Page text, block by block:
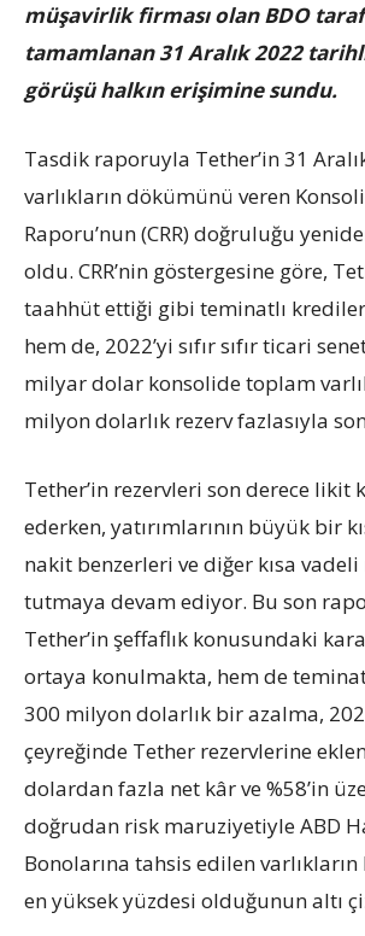
müşavirlik firması olan BDO
tamamlanan 31 Aralık 2022
görüşü halkın erişimine sundu.
Tasdik raporuyla Tether’in 31
varlıkların dökümünü veren
Raporu’nun (CRR) doğruluğu
oldu. CRR’nin göstergesine göre,
taahhüt ettiği gibi teminatlı
hem de, 2022’yi sıfır sıfır ticari
milyar dolar konsolide toplam
milyon dolarlık rezerv fazlasıyla
Tether’in rezervleri son derece likit
ederken, yatırımlarının büyük bir
nakit benzerleri ve diğer kısa
tutmaya devam ediyor. Bu son
Tether’in şeffaflık konusundaki
ortaya konulmakta, hem de
300 milyon dolarlık bir azalma,
çeyreğinde Tether rezervlerine
dolardan fazla net kâr ve %58’in
doğrudan risk maruziyetiyle ABD
Bonolarına tahsis edilen
en yüksek yüzdesi olduğunun altı